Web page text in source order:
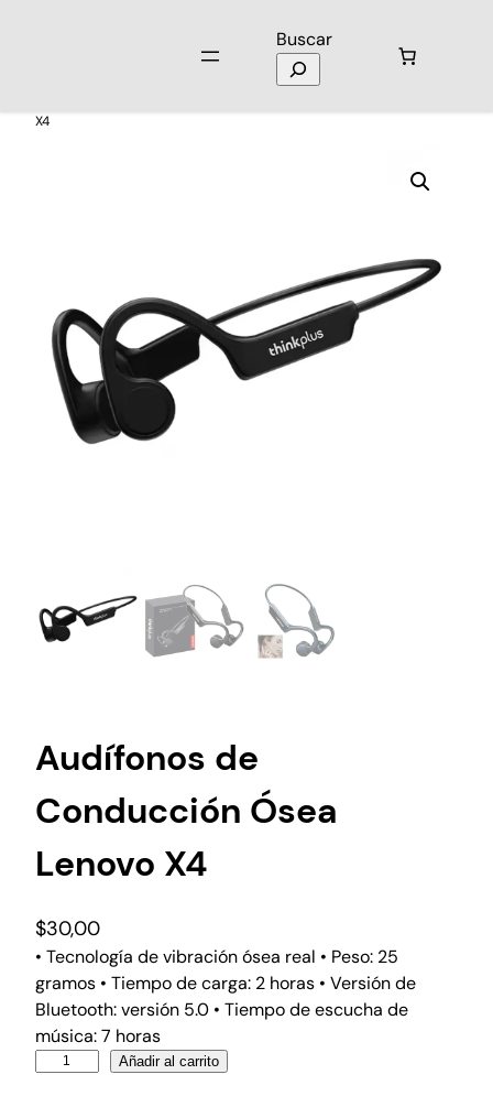
Buscar
X4
Audífonos de
Conducción Ósea
Lenovo X4
$30,00
• Tecnología de vibración ósea real • Peso: 25
gramos • Tiempo de carga: 2 horas • Versión de
Bluetooth: versión 5.0 • Tiempo de escucha de
música: 7 horas
Añadir al carrito